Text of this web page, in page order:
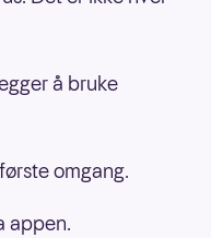
å bruke
omgang.
appen.